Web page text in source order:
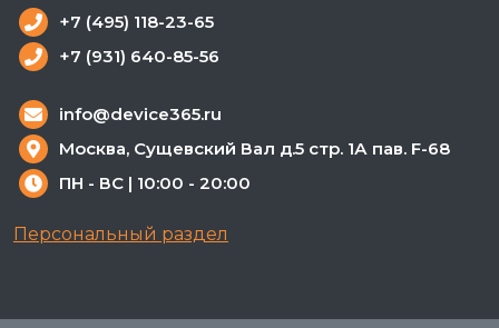
+7 (495) 118-23-65
+7 (931) 640-85-56
info@device365.ru
Москва, Сущевский Вал д.5 стр. 1А пав. F-68
ПН - ВС | 10:00 - 20:00
Персональный раздел